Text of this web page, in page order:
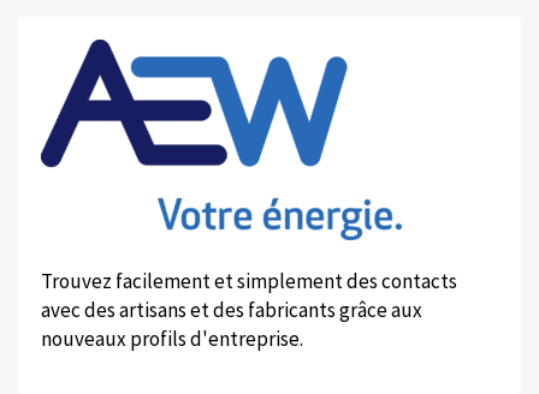
Trouvez facilement et simplement des contacts
avec des artisans et des fabricants grâce aux
nouveaux profils d'entreprise.